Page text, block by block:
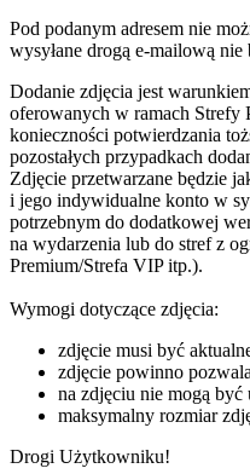
Pod podanym adresem nie
wysyłane drogą e-mailową nie
Dodanie zdjęcia jest
oferowanych w ramach Strefy
konieczności potwierdzania
pozostałych przypadkach
Zdjęcie przetwarzane będzie
i jego indywidualne konto w
potrzebnym do dodatkowej
na wydarzenia lub do stref z
Premium/Strefa VIP itp.).
Wymogi dotyczące zdjęcia:
zdjęcie musi być
zdjęcie powinno
na zdjęciu nie mogą być
maksymalny rozmiar
Drogi Użytkowniku!